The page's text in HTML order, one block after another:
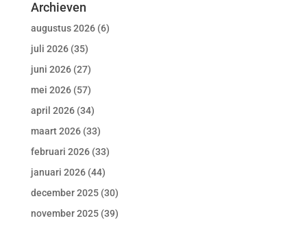
Archieven
augustus 2026(6)
juli 2026(35)
juni 2026(27)
mei 2026(57)
april 2026(34)
maart 2026(33)
februari 2026(33)
januari 2026(44)
december 2025(30)
november 2025(39)